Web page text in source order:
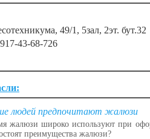
49/1, 5зал, 2эт. бут.32
43-68-726
людей предпочитают жалюзи
жалюзи широко используют при
преимущества жалюзи?